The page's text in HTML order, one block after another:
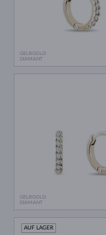
GELBGOLD
DIAMANT
GELBGOLD
DIAMANT
AUF LAGER